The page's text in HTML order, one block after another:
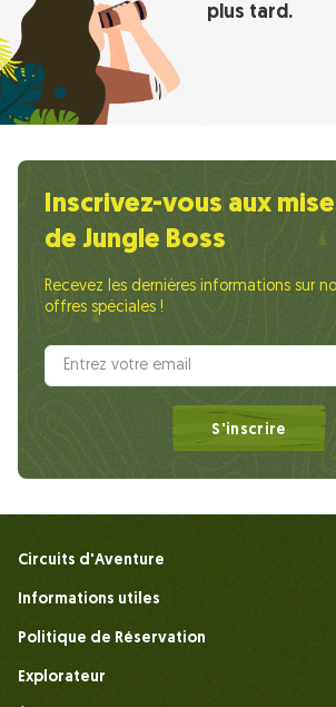
plus tard.
Inscrivez-vous aux
de Jungle Boss
Recevez les dernières informations sur
offres spéciales !
S'inscrire
Circuits d'Aventure
Informations utiles
Politique de Réservation
Explorateur